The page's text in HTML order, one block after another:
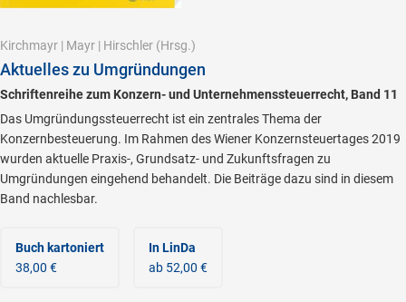
Kirchmayr | Mayr | Hirschler (Hrsg.)
Aktuelles zu Umgründungen
Schriftenreihe zum Konzern- und Unternehmenssteuerrecht, Band 11
Das Umgründungssteuerrecht ist ein zentrales Thema der
Konzernbesteuerung. Im Rahmen des Wiener Konzernsteuertages 2019
wurden aktuelle Praxis-, Grundsatz- und Zukunftsfragen zu
Umgründungen eingehend behandelt. Die Beiträge dazu sind in diesem
Band nachlesbar.
Buch kartoniert
38,00 €
In LinDa
ab 52,00 €